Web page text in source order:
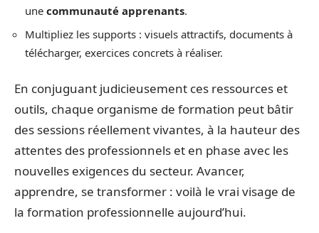
une communauté apprenants.
Multipliez les supports : visuels attractifs, documents à
télécharger, exercices concrets à réaliser.
En conjuguant judicieusement ces ressources et
outils, chaque organisme de formation peut bâtir
des sessions réellement vivantes, à la hauteur des
attentes des professionnels et en phase avec les
nouvelles exigences du secteur. Avancer,
apprendre, se transformer : voilà le vrai visage de
la formation professionnelle aujourd’hui.